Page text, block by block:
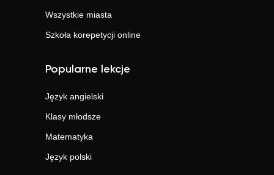
Wszystkie miasta
Szkoła korepetycji online
Popularne lekcje
Język angielski
Klasy młodsze
Matematyka
Język polski